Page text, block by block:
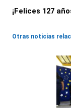
¡Felices 127
Otras noticias